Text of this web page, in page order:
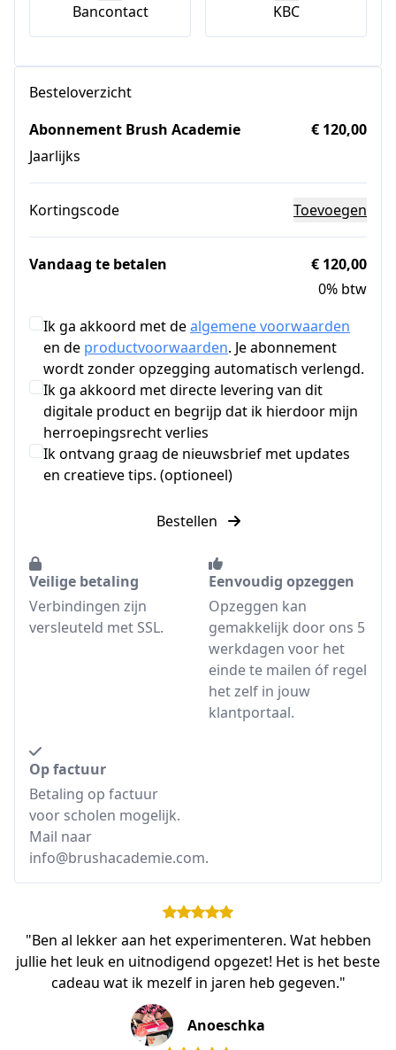
Bancontact KBC
Besteloverzicht
Abonnement Brush Academie
Jaarlijks
€ 120,00
Kortingscode Toevoegen
Vandaag te betalen
€ 120,00
0% btw
Ik ga akkoord met dealgemene voorwaarden
en de productvoorwaarden. Je abonnement
wordt zonder opzegging automatisch verlengd.
Ik ga akkoord met directe levering van dit
digitale product en begrijp dat ik hierdoor mijn
herroepingsrecht verlies
Ik ontvang graag de nieuwsbrief met updates
en creatieve tips. (optioneel)
Bestellen
Veilige betaling
Verbindingen zijn
versleuteld met SSL.
Eenvoudig opzeggen
Opzeggen kan
gemakkelijk door ons 5
werkdagen voor het
einde te mailen óf regel
het zelf in jouw
klantportaal.
Op factuur
Betaling op factuur
voor scholen mogelijk.
Mail naar
info@brushacademie.com.
"Ben al lekker aan het experimenteren. Wat hebben
jullie het leuk en uitnodigend opgezet! Het is het beste
cadeau wat ik mezelf in jaren heb gegeven."
Anoeschka